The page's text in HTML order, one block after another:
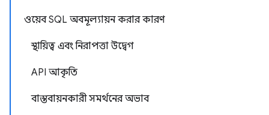
ওয়েব SQL অবমূল্যায়ন করার কারণ
স্থায়িত্ব এবং নিরাপত্তা উদ্বেগ
API আকৃতি
বাস্তবায়নকারী সমর্থনের অভাব